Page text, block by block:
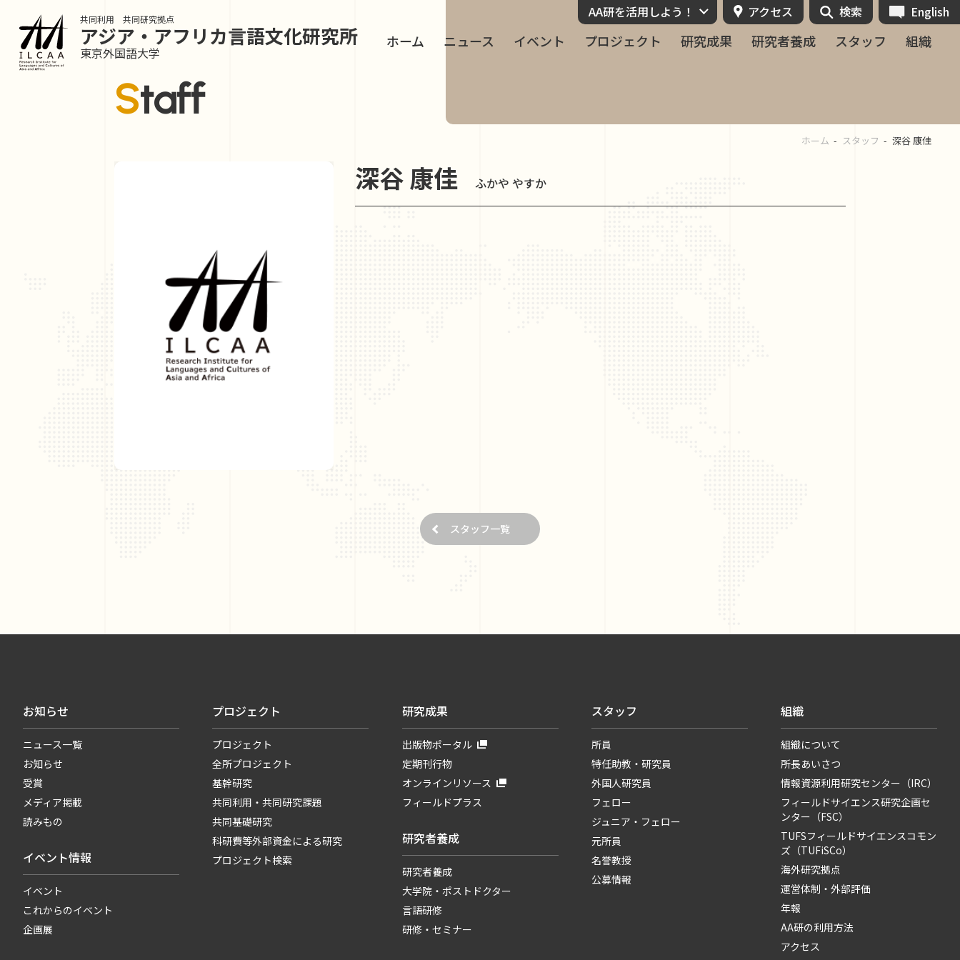
共同利用 共同研究拠点
アジア・アフリカ言語文化研究所
東京外国語大学
ホーム ニュース イベント プロジェクト 研究成果 研究者養成 スタッフ 組織
AA研を活用しよう！ アクセス 検索 English
Staff
ホーム スタッフ 深谷 康佳
深谷 康佳 ふかや やすか
スタッフ一覧
お知らせ
ニュース一覧
お知らせ
受賞
メディア掲載
読みもの
イベント情報
イベント
これからのイベント
企画展
プロジェクト
プロジェクト
全所プロジェクト
基幹研究
共同利用・共同研究課題
共同基礎研究
科研費等外部資金による研究
プロジェクト検索
研究成果
出版物ポータル
定期刊行物
オンラインリソース
フィールドプラス
研究者養成
研究者養成
大学院・ポストドクター
言語研修
研修・セミナー
スタッフ
所員
特任助教・研究員
外国人研究員
フェロー
ジュニア・フェロー
元所員
名誉教授
公募情報
組織
組織について
所長あいさつ
情報資源利用研究センター（IRC）
フィールドサイエンス研究企画セ
ンター（FSC）
TUFSフィールドサイエンスコモン
ズ（TUFiSCo）
海外研究拠点
運営体制・外部評価
年報
AA研の利用方法
アクセス